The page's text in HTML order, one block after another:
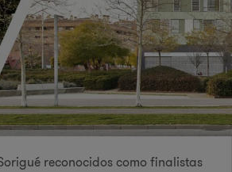
reconocidos como finalistas